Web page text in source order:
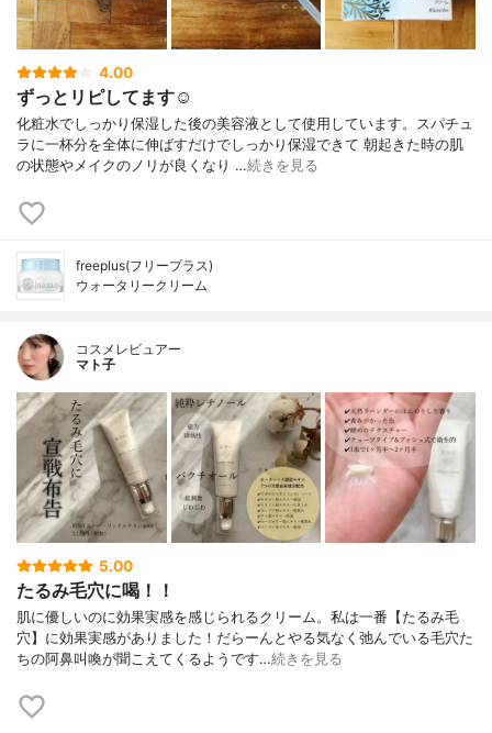
4.00
ずっとリピしてます☺︎
化粧水でしっかり保湿した後の美容液として使用しています。スパチュ
ラに一杯分を全体に伸ばすだけでしっかり保湿できて 朝起きた時の肌
の状態やメイクのノリが良くなり …続きを見る
freeplus(フリープラス)
ウォータリークリーム
コスメレビュアー
マト子
5.00
たるみ毛穴に喝！！
肌に優しいのに効果実感を感じられるクリーム。私は一番【たるみ毛
穴】に効果実感がありました！だらーんとやる気なく弛んでいる毛穴た
ちの阿鼻叫喚が聞こえてくるようです…続きを見る